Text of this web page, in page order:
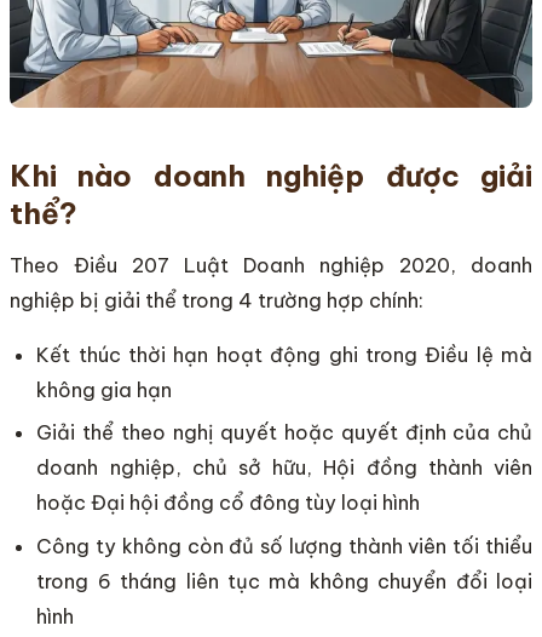
Khi nào doanh nghiệp được giải
thể?
Theo Điều 207 Luật Doanh nghiệp 2020, doanh
nghiệp bị giải thể trong 4 trường hợp chính:
Kết thúc thời hạn hoạt động ghi trong Điều lệ mà
không gia hạn
Giải thể theo nghị quyết hoặc quyết định của chủ
doanh nghiệp, chủ sở hữu, Hội đồng thành viên
hoặc Đại hội đồng cổ đông tùy loại hình
Công ty không còn đủ số lượng thành viên tối thiểu
trong 6 tháng liên tục mà không chuyển đổi loại
hình